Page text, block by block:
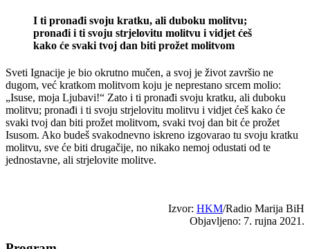
I ti pronađi svoju kratku, ali duboku molitvu;
pronađi i ti svoju strjelovitu molitvu i vidjet ćeš
kako će svaki tvoj dan biti prožet molitvom
Sveti Ignacije je bio okrutno mučen, a svoj je život završio ne
dugom, već kratkom molitvom koju je neprestano srcem molio:
„Isuse, moja Ljubavi!“ Zato i ti pronađi svoju kratku, ali duboku
molitvu; pronađi i ti svoju strjelovitu molitvu i vidjet ćeš kako će
svaki tvoj dan biti prožet molitvom, svaki tvoj dan bit će prožet
Isusom. Ako budeš svakodnevno iskreno izgovarao tu svoju kratku
molitvu, sve će biti drugačije, no nikako nemoj odustati od te
jednostavne, ali strjelovite molitve.
Izvor: HKM/Radio Marija BiH
Objavljeno: 7. rujna 2021.